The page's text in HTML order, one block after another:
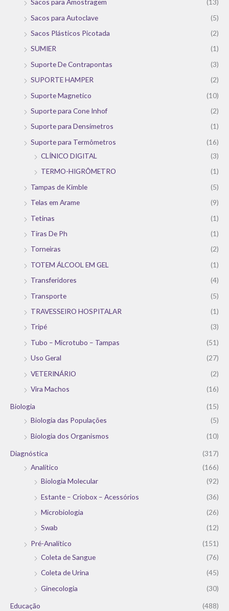
Sacos para Amostragem
(13)
Sacos para Autoclave
(5)
Sacos Plásticos Picotada
(2)
SUMIER
(1)
Suporte De Contrapontas
(3)
SUPORTE HAMPER
(2)
Suporte Magnetico
(10)
Suporte para Cone Inhof
(2)
Suporte para Densímetros
(1)
Suporte para Termômetros
(16)
CLÍNICO DIGITAL
(3)
TERMO-HIGRÔMETRO
(1)
Tampas de Kimble
(5)
Telas em Arame
(9)
Tetinas
(1)
Tiras De Ph
(1)
Torneiras
(2)
TOTEM ÁLCOOL EM GEL
(1)
Transferidores
(4)
Transporte
(5)
TRAVESSEIRO HOSPITALAR
(1)
Tripé
(3)
Tubo – Microtubo – Tampas
(51)
Uso Geral
(27)
VETERINÁRIO
(2)
Vira Machos
(16)
Biologia
(15)
Biologia das Populações
(5)
Biologia dos Organismos
(10)
Diagnóstica
(317)
Analítico
(166)
Biologia Molecular
(92)
Estante – Criobox – Acessórios
(36)
Microbiologia
(26)
Swab
(12)
Pré-Analítico
(151)
Coleta de Sangue
(76)
Coleta de Urina
(45)
Ginecologia
(30)
Educação
(488)